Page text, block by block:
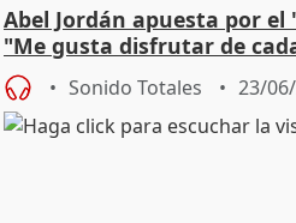
Abel Jordán apuesta por
"Me gusta disfrutar de
Sonido Totales 23/